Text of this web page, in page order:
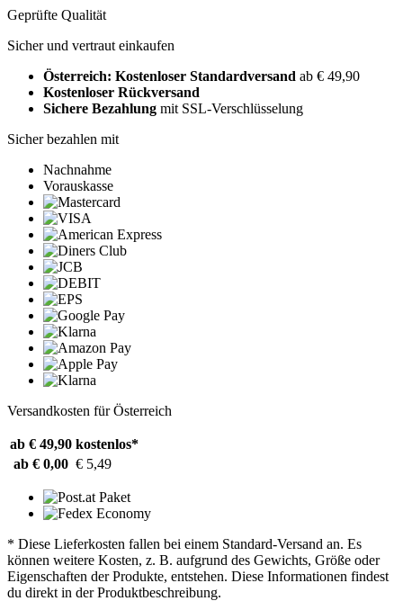
Geprüfte Qualität
Sicher und vertraut einkaufen
Österreich: Kostenloser Standardversand ab € 49,90
Kostenloser Rückversand
Sichere Bezahlung mit SSL-Verschlüsselung
Sicher bezahlen mit
Nachnahme
Vorauskasse
Versandkosten für Österreich
ab € 49,90 kostenlos*
ab € 0,00 € 5,49
* Diese Lieferkosten fallen bei einem Standard-Versand an. Es
können weitere Kosten, z. B. aufgrund des Gewichts, Größe oder
Eigenschaften der Produkte, entstehen. Diese Informationen findest
du direkt in der Produktbeschreibung.